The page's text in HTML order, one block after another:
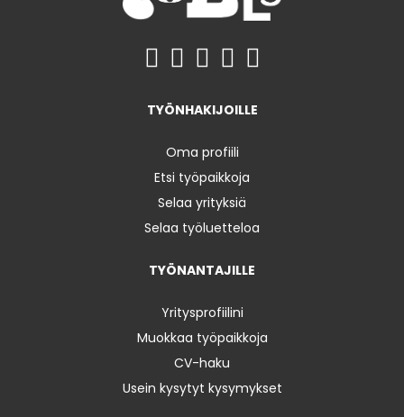
TYÖNHAKIJOILLE
Oma profiili
Etsi työpaikkoja
Selaa yrityksiä
Selaa työluetteloa
TYÖNANTAJILLE
Yritysprofiilini
Muokkaa työpaikkoja
CV-haku
Usein kysytyt kysymykset